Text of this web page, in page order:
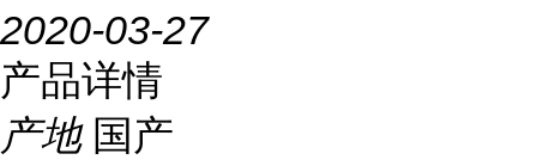
2020-03-27
产品详情
产地 国产